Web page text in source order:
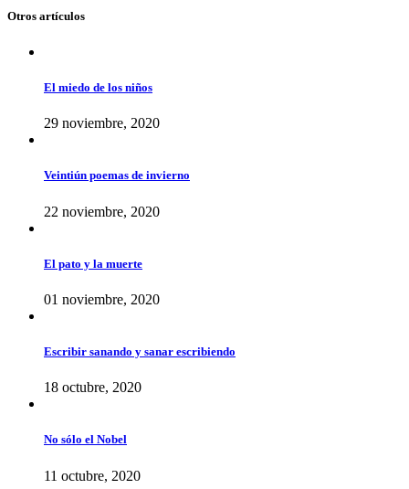
Otros artículos
El miedo de los niños
29 noviembre, 2020
Veintiún poemas de invierno
22 noviembre, 2020
El pato y la muerte
01 noviembre, 2020
Escribir sanando y sanar escribiendo
18 octubre, 2020
No sólo el Nobel
11 octubre, 2020